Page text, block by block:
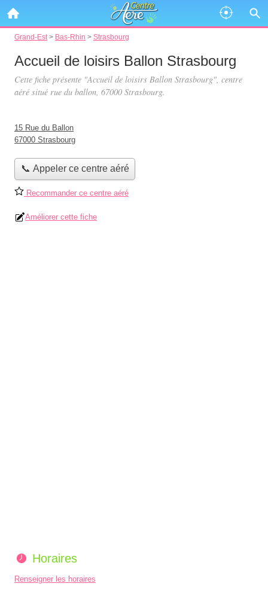
Grand-Est > Bas-Rhin > Strasbourg
Accueil de loisirs Ballon Strasbourg
Cette fiche présente "Accueil de loisirs Ballon Strasbourg", centre
aéré situé rue du ballon, 67000 Strasbourg.
15 Rue du Ballon
67000 Strasbourg
📞 Appeler ce centre aéré
Recommander ce centre aéré
Améliorer cette fiche
Horaires
Renseigner les horaires